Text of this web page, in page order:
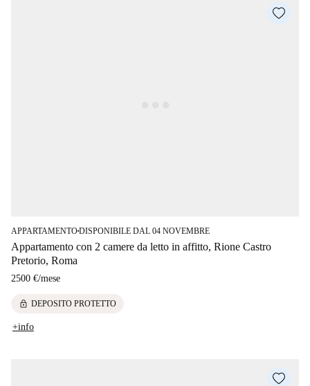
APPARTAMENTO■DISPONIBILE DAL 04 NOVEMBRE
Appartamento con 2 camere da letto in affitto, Rione Castro
Pretorio, Roma
2500 €/mese
lock DEPOSITO PROTETTO
+info